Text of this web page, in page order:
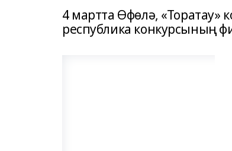
4 мартта Өфөлә, «Торатау»
республика конкурсының